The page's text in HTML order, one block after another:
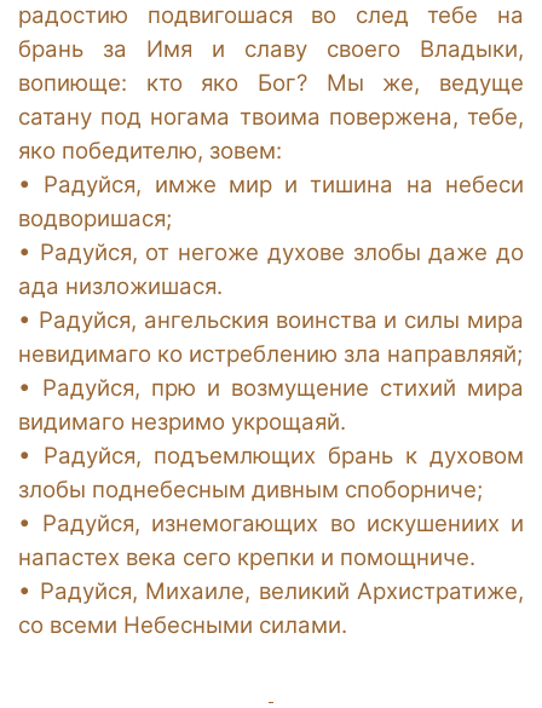
радостию подвигошася во след тебе на
брань за Имя и славу своего Владыки,
вопиюще: кто яко Бог? Мы же, ведуще
сатану под ногама твоима повержена, тебе,
яко победителю, зовем:
•
Радуйся, имже мир и тишина на небеси
водворишася;
• Радуйся, от негоже духове злобы даже до
ада низложишася.
• Радуйся, ангельския воинства и силы мира
невидимаго ко истреблению зла направляяй;
• Радуйся, прю и возмущение стихий мира
видимаго незримо укрощаяй.
•
Радуйся, подъемлющих брань к духовом
злобы поднебесным дивным споборниче;
• Радуйся, изнемогающих во искушениих и
напастех века сего крепки и помощниче.
• Радуйся, Михаиле, великий Архистратиже,
со всеми Небесными силами.